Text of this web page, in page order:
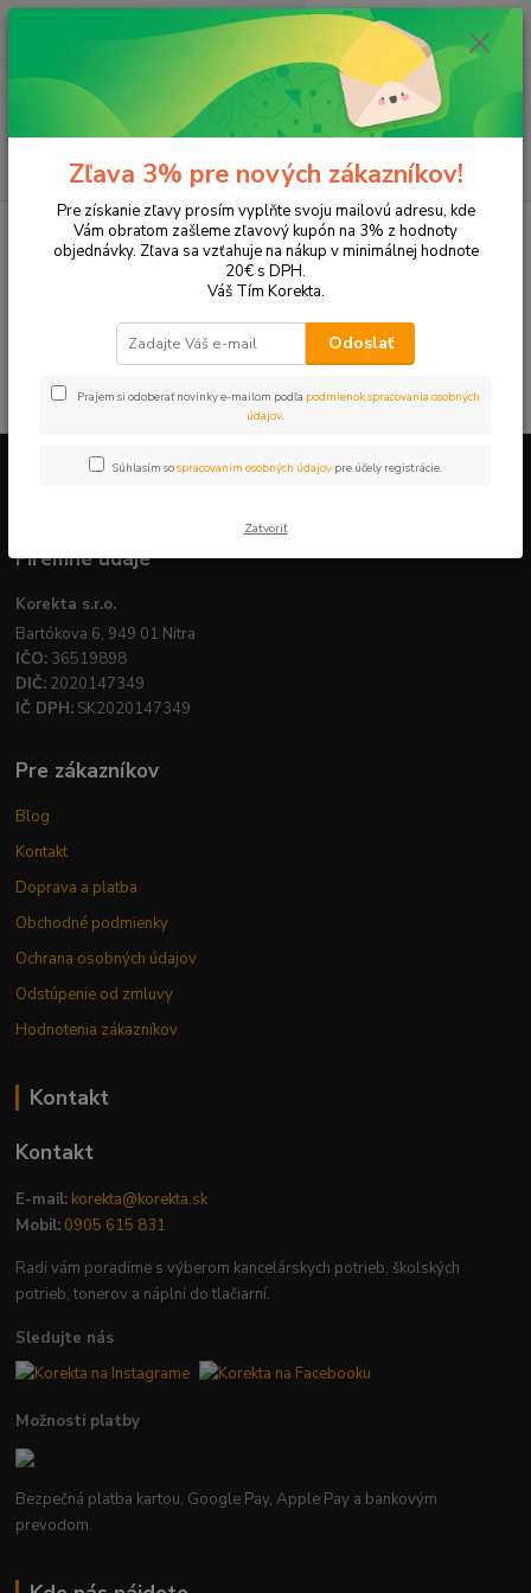
Hľadať
ks
za 0,00 EUR
Tonery a náplne do tlačiarní Panasonic KX-EP121
V tejto kategórii nebol nájdený žiadny tovar.
Firemné údaje
Korekta s.r.o.
Bartókova 6, 949 01 Nitra
IČO: 36519898
DIČ: 2020147349
IČ DPH: SK2020147349
Pre zákazníkov
Blog
Kontakt
Doprava a platba
Obchodné podmienky
Ochrana osobných údajov
Odstúpenie od zmluvy
Hodnotenia zákazníkov
Kontakt
Kontakt
E-mail: korekta@korekta.sk
Mobil: 0905 615 831
Radi vám poradíme s výberom kancelárskych potrieb, školských
potrieb, tonerov a náplní do tlačiarní.
Sledujte nás
Možnosti platby
Bezpečná platba kartou, Google Pay, Apple Pay a bankovým
prevodom.
Zľava 3% pre nových zákazníkov!
Pre získanie zľavy prosím vyplňte svoju mailovú adresu, kde
Vám obratom zašleme zľavový kupón na 3% z hodnoty
objednávky. Zľava sa vzťahuje na nákup v minimálnej hodnote
20€ s DPH.
Váš Tím Korekta.
Odoslať
Prajem si odoberať novinky e-mailom podľa podmienok spracovania osobných
údajov.
Súhlasím sospracovaním osobných údajov pre účely registrácie.
Zatvoriť